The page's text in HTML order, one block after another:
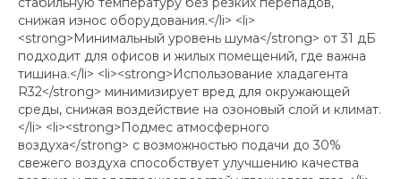
снижая износ оборудования.</li> <li>
<strong>Минимальный уровень шума</strong> от 31 дБ
подходит для офисов и жилых помещений, где важна
тишина.</li> <li><strong>Использование хладагента
R32</strong> минимизирует вред для окружающей
среды, снижая воздействие на озоновый слой и климат.
</li> <li><strong>Подмес атмосферного
воздуха</strong> с возможностью подачи до 30%
свежего воздуха способствует улучшению качества